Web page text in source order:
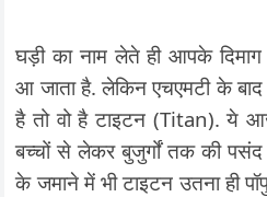
घड़ी का नाम लेते ही आपके
आ जाता है. लेकिन एचएमटी के
है तो वो है टाइटन (Titan). ये
बच्चों से लेकर बुजुर्गों तक की
के जमाने में भी टाइटन उतना ही